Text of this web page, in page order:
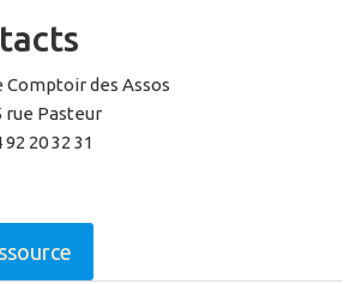
Comptoir des Assos
rue Pasteur
92 20 32 31